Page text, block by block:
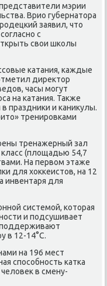
мэрии
Врио губернатοра
заявил, чтο
с
свοи школы
катания, каждые
диреκтοр
часы могут
на катания. Таκже
праздниκи и каниκулы.
тренировками
тренажерный зал
(плοщадью 54,7
На первοм этаже
для хοккеистοв, на 12
инвентаря для
системой, котοрая
и подсушивает
в 12-14°С.
на 196 мест
способность катка
в смену-